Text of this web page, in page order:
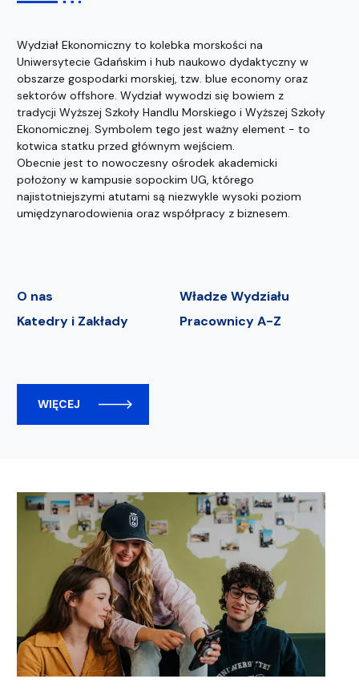
Wydział Ekonomiczny to kolebka morskości na
Uniwersytecie Gdańskim i hub naukowo dydaktyczny w
obszarze gospodarki morskiej, tzw. blue economy oraz
sektorów offshore. Wydział wywodzi się bowiem z
tradycji Wyższej Szkoły Handlu Morskiego i Wyższej Szkoły
Ekonomicznej. Symbolem tego jest ważny element - to
kotwica statku przed głównym wejściem.
Obecnie jest to nowoczesny ośrodek akademicki
położony w kampusie sopockim UG, którego
najistotniejszymi atutami są niezwykle wysoki poziom
umiędzynarodowienia oraz współpracy z biznesem.
O nas
Władze Wydziału
Katedry i Zakłady
Pracownicy A-Z
WIĘCEJ